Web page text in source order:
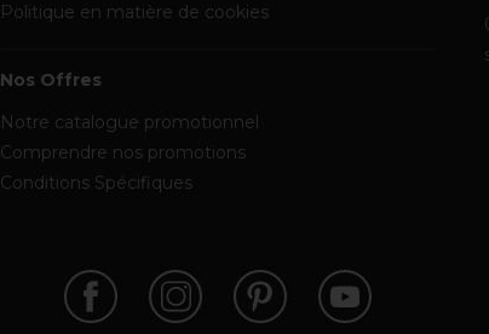
Politique en matière de cookies
Nos Offres
Notre catalogue promotionnel
Comprendre nos promotions
Conditions Spécifiques